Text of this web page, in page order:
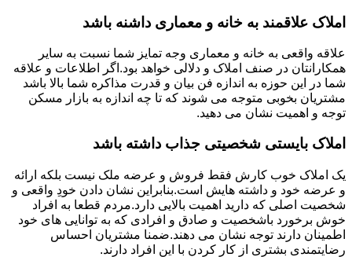
املاک علاقمند به خانه و معماری داشنه باشد
علاقه واقعی به خانه و معماری وجه تمایز شما نسبت به سایر
همکارانتان در صنف املاک و دلالی خواهد بود.اگر اطلاعات و علاقه
شما در این حوزه به اندازه فن بیان و قدرت مذاکره شما بالا باشد
مشتریان بخوبی متوجه می شوند که تا چه اندازه به بازار مسکن
توجه و اهمیت نشان می دهید.
املاک بایستی شخصیتی جذاب داشته باشد
یک املاک خوب کارش فقط فروش و عرضه ملک نیست بلکه ارائه
و عرضه خود و داشته هایش است.بنابراین نشان دادن خودِ واقعی و
شخصیت اصلی که دارید اهمیت بالایی دارد.مردم قطعا به افراد
خوش برخورد باشخصیت و صادق و افرادی که به توانایی های خود
اطمینان دارند توجه نشان می دهند.ضمنا مشتریان احساس
رضایتمندی بشتری از کار کردن با این افراد دارند.